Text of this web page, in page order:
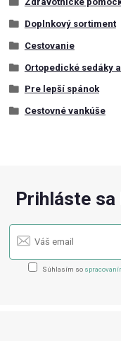
Doplnkový sortiment
Cestovanie
Ortopedické sedáky
Pre lepší spánok
Cestovné vankúše
Prihláste
Súhlasím so